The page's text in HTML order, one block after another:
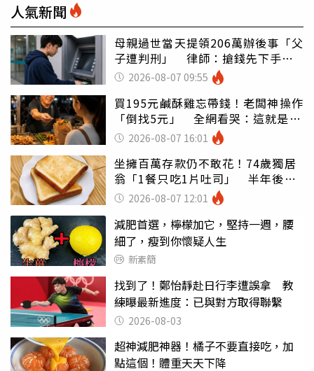
人氣新聞
母親過世當天提領206萬辦後事「父
子遭判刑」 律師：搶錢先下手是
罪 2026-08-07 09:55
買195元鹹酥雞忘帶錢！老闆神操作
「倒找5元」 全網看哭：這就是台
灣 2026-08-07 16:01
坐擁百萬存款仍不敢花！74歲獨居
翁「1餐只吃1片吐司」 半年後暴
瘦嚇壞女兒
2026-08-07 12:01
減肥首選，檸檬加它，堅持一週，腰
細了，瘦到你懷疑人生
新素簡
找到了！鄭怡靜赴日行李遭誤拿 教
練曝最新進度：已與對方取得聯繫
2026-08-03
超神減肥神器！橘子不要直接吃，加
點這個！體重天天下降